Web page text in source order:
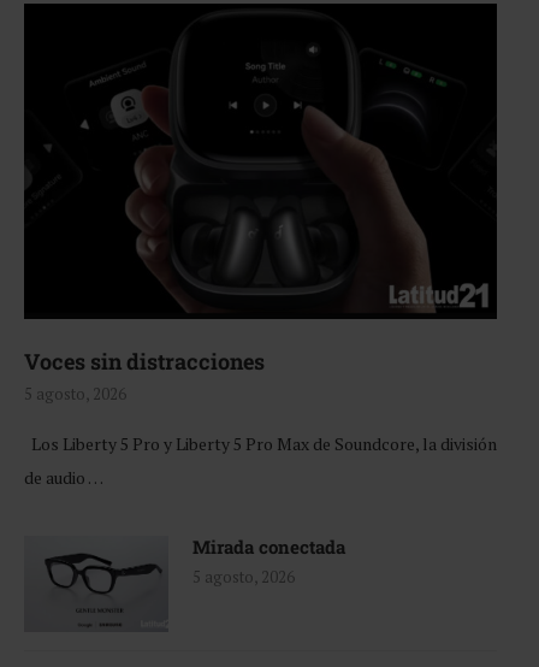
Voces sin distracciones
5 agosto, 2026
Los Liberty 5 Pro y Liberty 5 Pro Max de Soundcore, la división
de audio …
Mirada conectada
5 agosto, 2026